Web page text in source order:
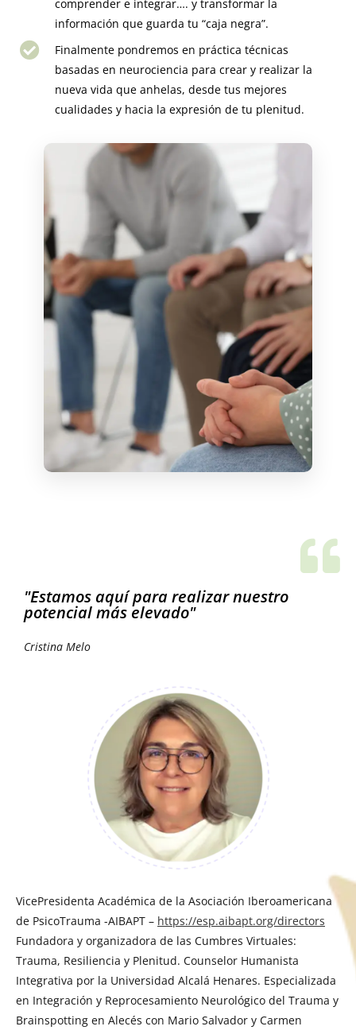
comprender e integrar…. y transformar la
información que guarda tu “caja negra”.
Finalmente pondremos en práctica técnicas
basadas en neurociencia para crear y realizar la
nueva vida que anhelas, desde tus mejores
cualidades y hacia la expresión de tu plenitud.
"Estamos aquí para realizar nuestro
potencial más elevado"
Cristina Melo
VicePresidenta Académica de la Asociación Iberoamericana
de PsicoTrauma -AIBAPT – https://esp.aibapt.org/directors
Fundadora y organizadora de las Cumbres Virtuales:
Trauma, Resiliencia y Plenitud. Counselor Humanista
Integrativa por la Universidad Alcalá Henares. Especializada
en Integración y Reprocesamiento Neurológico del Trauma y
Brainspotting en Alecés con Mario Salvador y Carmen